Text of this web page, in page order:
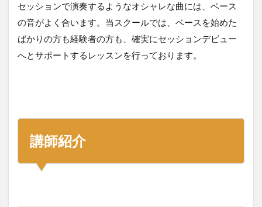
セッションで演奏するようなオシャレな曲には、ベース
の音がよく合います。当スクールでは、ベースを始めた
ばかりの方も経験者の方も、確実にセッションデビュー
へとサポートするレッスンを行っております。
講師紹介